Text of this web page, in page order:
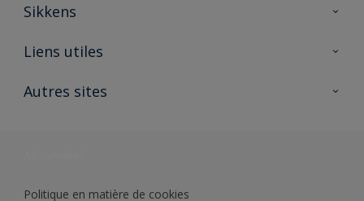
Sikkens
A propos de Sikkens
Liens utiles
Ouvrir un magasin PASS
Autres sites
Politique en matière de cookies